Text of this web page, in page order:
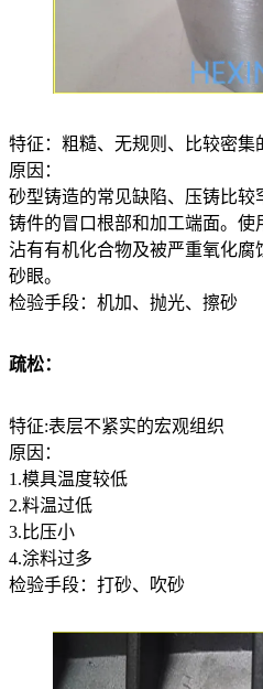
特征：粗糙、无规则、比较密集
原因：
砂型铸造的常见缺陷、压铸比
铸件的冒口根部和加工端面。使
沾有有机化合物及被严重氧化
砂眼。
检验手段：机加、抛光、擦砂
疏松：
特征:表层不紧实的宏观组织
原因：
1.模具温度较低
2.料温过低
3.比压小
4.涂料过多
检验手段：打砂、吹砂